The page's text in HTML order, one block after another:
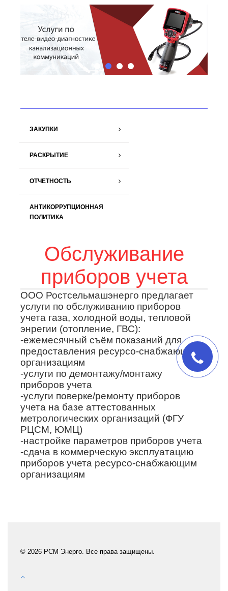
→
←
ЗАКУПКИ
РАСКРЫТИЕ
ОТЧЕТНОСТЬ
АНТИКОРРУПЦИОННАЯ
ПОЛИТИКА
Обслуживание
приборов учета
ООО Ростсельмашэнерго предлагает
услуги по обслуживанию приборов
учета газа, холодной воды, тепловой
энрегии (отопление, ГВС):
-ежемесячный съём показаний для
предоставления ресурсо-снабжающим
организациям
-услуги по демонтажу/монтажу
приборов учета
-услуги поверке/ремонту приборов
учета на базе аттестованных
метрологических организаций (ФГУ
РЦСМ, ЮМЦ)
-настройке параметров приборов учета
-сдача в коммерческую эксплуатацию
приборов учета ресурсо-снабжающим
организациям
© 2026 РСМ Энерго. Все права защищены.